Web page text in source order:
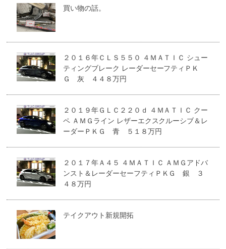
買い物の話。
２０１６年ＣＬＳ５５０ ４ＭＡＴＩＣ シュー
ティングブレーク レーダーセーフティＰＫ
Ｇ 灰 ４４８万円
２０１９年ＧＬＣ２２０ｄ ４ＭＡＴＩＣ クー
ペ ＡＭＧライン レザーエクスクルーシブ＆レ
ーダーＰＫＧ 青 ５１８万円
２０１７年Ａ４５ ４ＭＡＴＩＣ ＡＭＧアドバ
ンスト＆レーダーセーフティＰＫＧ 銀 ３
４８万円
テイクアウト新規開拓